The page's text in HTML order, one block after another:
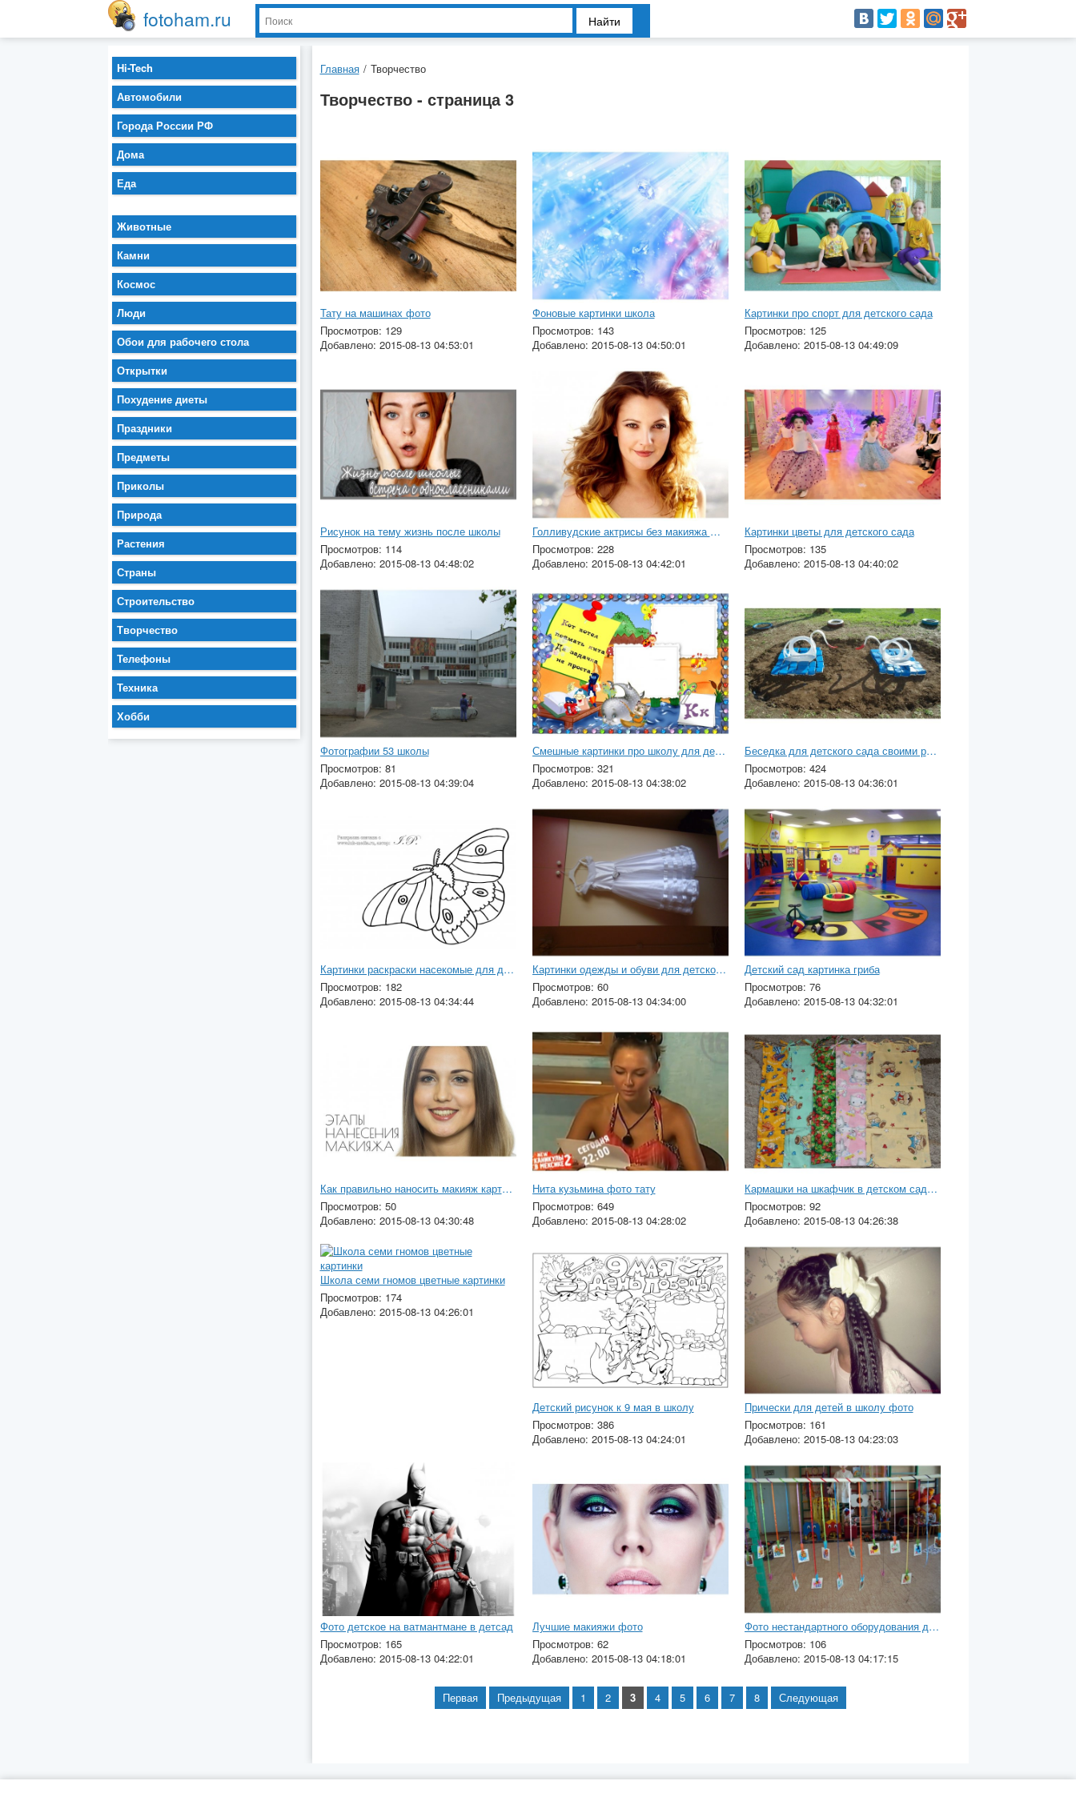
fotoham.ru Найти
Главная / Творчество
Творчество - страница 3
Тату на машинах фото
Просмотров: 129
Добавлено: 2015-08-13 04:53:01
Фоновые картинки школа
Просмотров: 143
Добавлено: 2015-08-13 04:50:01
Картинки про спорт для детского сада
Просмотров: 125
Добавлено: 2015-08-13 04:49:09
Рисунок на тему жизнь после школы
Просмотров: 114
Добавлено: 2015-08-13 04:48:02
Голливудские актрисы без макияжа фото
Просмотров: 228
Добавлено: 2015-08-13 04:42:01
Картинки цветы для детского сада
Просмотров: 135
Добавлено: 2015-08-13 04:40:02
Фотографии 53 школы
Просмотров: 81
Добавлено: 2015-08-13 04:39:04
Смешные картинки про школу для детей
Просмотров: 321
Добавлено: 2015-08-13 04:38:02
Беседка для детского сада своими руками фото
Просмотров: 424
Добавлено: 2015-08-13 04:36:01
Картинки раскраски насекомые для детского сада
Просмотров: 182
Добавлено: 2015-08-13 04:34:44
Картинки одежды и обуви для детского сада
Просмотров: 60
Добавлено: 2015-08-13 04:34:00
Детский сад картинка гриба
Просмотров: 76
Добавлено: 2015-08-13 04:32:01
Как правильно наносить макияж картинки
Просмотров: 50
Добавлено: 2015-08-13 04:30:48
Нита кузьмина фото тату
Просмотров: 649
Добавлено: 2015-08-13 04:28:02
Кармашки на шкафчик в детском саду фото
Просмотров: 92
Добавлено: 2015-08-13 04:26:38
Школа семи гномов цветные картинки
Просмотров: 174
Добавлено: 2015-08-13 04:26:01
Детский рисунок к 9 мая в школу
Просмотров: 386
Добавлено: 2015-08-13 04:24:01
Прически для детей в школу фото
Просмотров: 161
Добавлено: 2015-08-13 04:23:03
Фото детское на ватмантмане в детсад
Просмотров: 165
Добавлено: 2015-08-13 04:22:01
Лучшие макияжи фото
Просмотров: 62
Добавлено: 2015-08-13 04:18:01
Фото нестандартного оборудования для детского сада
Просмотров: 106
Добавлено: 2015-08-13 04:17:15
Первая Предыдущая 1 2 3 4 5 6 7 8 Следующая
Hi-Tech
Автомобили
Города России РФ
Дома
Еда
Животные
Камни
Космос
Люди
Обои для рабочего стола
Открытки
Похудение диеты
Праздники
Предметы
Приколы
Природа
Растения
Страны
Строительство
Творчество
Телефоны
Техника
Хобби